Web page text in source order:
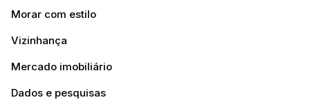
Morar com estilo
Vizinhança
Mercado imobiliário
Dados e pesquisas